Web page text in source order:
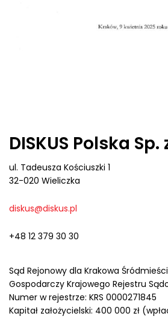
DISKUS Polska Sp.
ul. Tadeusza Kościuszki 1
32-020 Wieliczka
diskus@diskus.pl
+48 12 379 30 30
Sąd Rejonowy dla Krakowa
Gospodarczy Krajowego Rejestru
Numer w rejestrze: KRS 0000271845
Kapitał założycielski: 400 000 zł